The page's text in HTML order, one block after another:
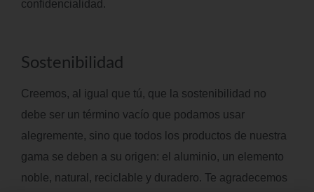
confidencialidad.
Sostenibilidad
Creemos, al igual que tú, que la sostenibilidad no
debe ser un término vacío que podamos usar
alegremente, sino que todos los productos de nuestra
gama se deben a su origen: el aluminio, un elemento
noble, natural, reciclable y duradero. Te agradecemos